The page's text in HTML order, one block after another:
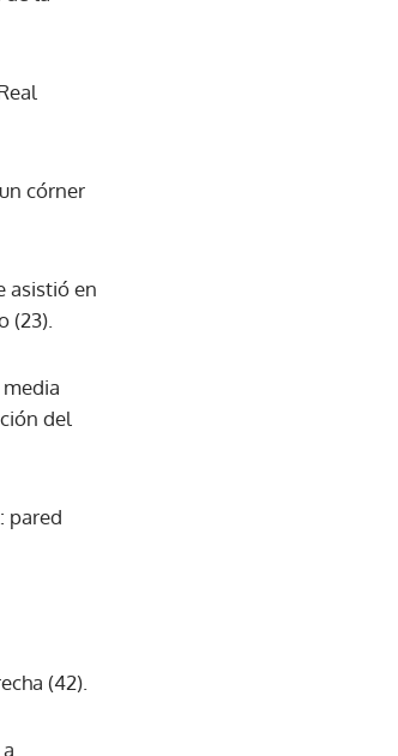
córner
asistió en
(23).
del
pared
(42).